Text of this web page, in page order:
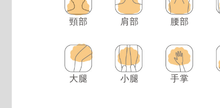
頸部 肩部 腰部
大腿 小腿 手掌